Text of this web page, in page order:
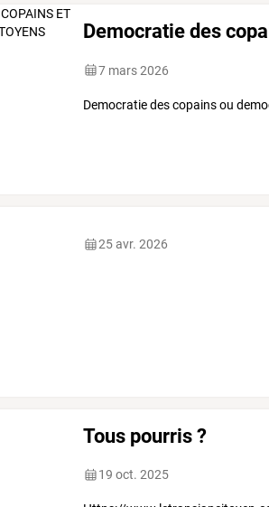
Democratie des
7 mars 2026
Democratie des copains ou
25 avr. 2026
Tous pourris ?
19 oct. 2025